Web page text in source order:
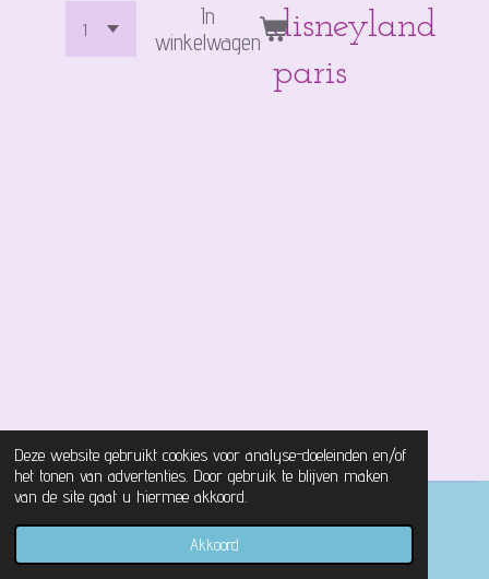
Deze website gebruikt cookies voor analyse-doeleinden en/of
het tonen van advertenties. Door gebruik te blijven maken
van de site gaat u hiermee akkoord.
Akkoord
disneyland
paris
In
winkelwagen